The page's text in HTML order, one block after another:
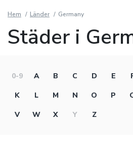
Hem Länder Germany
Städer i
0-9 A B C D E
K
L M N O P
V
W X Y Z